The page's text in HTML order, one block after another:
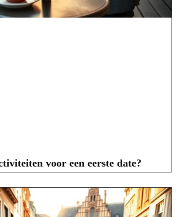
voor een eerste date?